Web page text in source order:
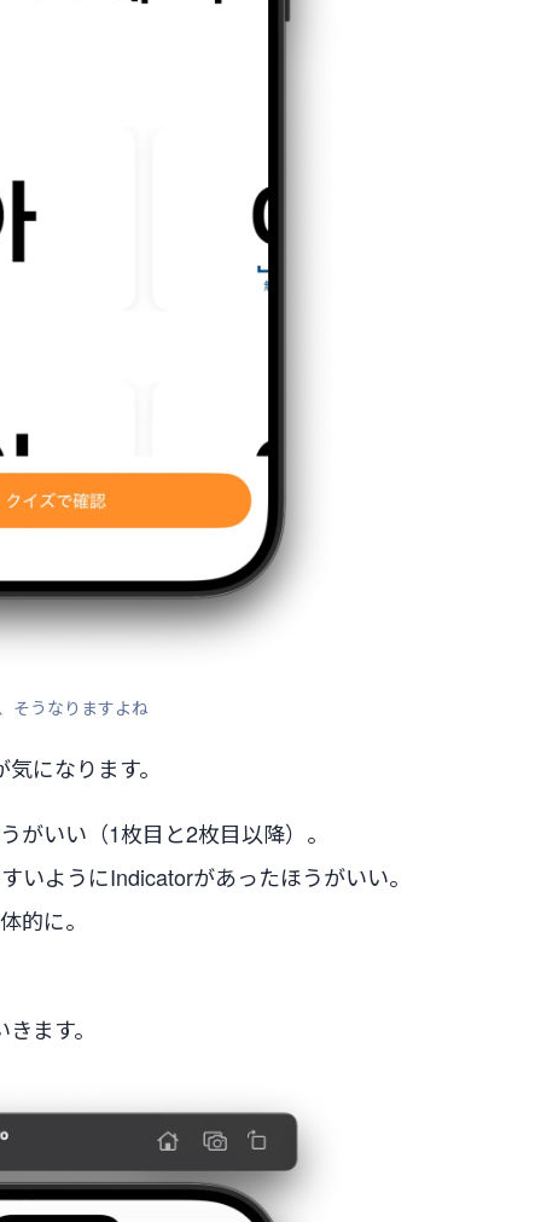
そうなりますよね
になります。
がいい（1枚目と2枚目以降）。
いようにIndicatorがあったほうがいい。
的に。
ます。